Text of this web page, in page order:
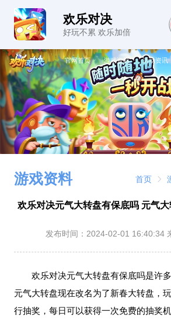
欢乐对决
好玩不累 欢乐加倍
官网首页 游戏资料 活动资讯
游戏资料 首页
欢乐对决元气大转盘有保底吗 元气
发布时间： 2024-02-01 16:40:34
欢乐对决元气大转盘有保底吗是许
元气大转盘现在改名为了新春大转盘，
行抽奖，每日可以获得一次免费的抽奖